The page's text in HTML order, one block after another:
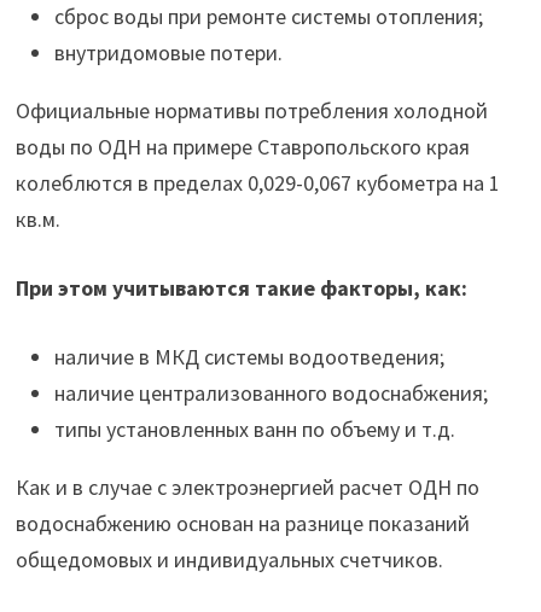
сброс воды при ремонте системы отопления;
внутридомовые потери.
Официальные нормативы потребления холодной
воды по ОДН на примере Ставропольского края
колеблются в пределах 0,029-0,067 кубометра на 1
кв.м.
При этом учитываются такие факторы, как:
наличие в МКД системы водоотведения;
наличие централизованного водоснабжения;
типы установленных ванн по объему и т.д.
Как и в случае с электроэнергией расчет ОДН по
водоснабжению основан на разнице показаний
общедомовых и индивидуальных счетчиков.